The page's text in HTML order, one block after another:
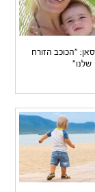
"הכוכב הזורח
שלנו"